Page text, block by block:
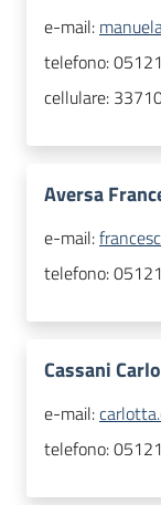
e-mail:
telefono:
cellulare:
Aversa
e-mail:
telefono:
Cassani
e-mail:
telefono: